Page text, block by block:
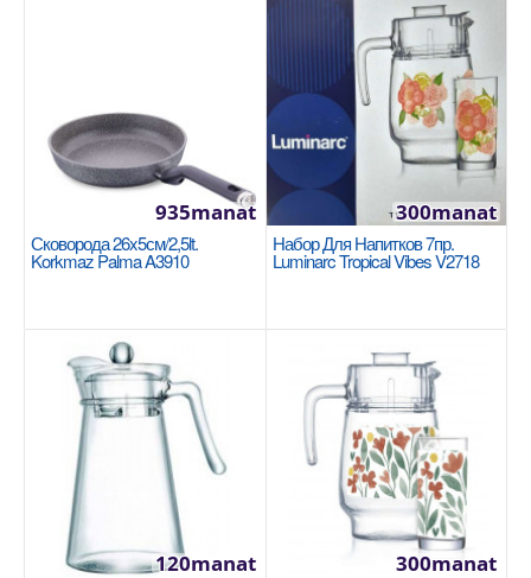
KORKMAZ
Размер: 18x11см / 2.7 л Нержавеющая сталь 18/10
Cr-Ni Подошва Super Capsule обеспечивает
равномер..
1100manat
Availability
Сковорода 26x5см/2,5lt.
Korkmaz Palma A3910
935manat
Набор Для Напитков 7пр.
Luminarc Tropical Vibes V2718
300manat
120manat 300manat